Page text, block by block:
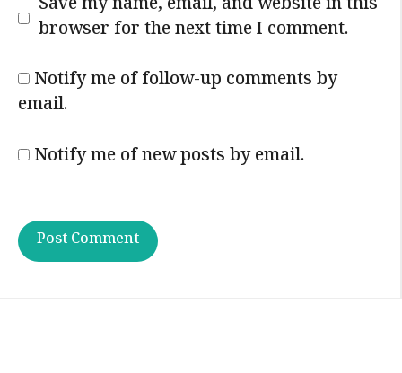
Save my name, email, and website in this
browser for the next time I comment.
Notify me of follow-up comments by
email.
Notify me of new posts by email.